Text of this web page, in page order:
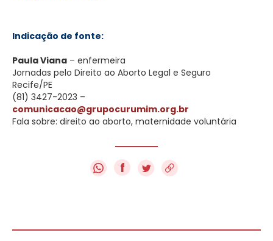
Indicação de fonte:
Paula Viana – enfermeira
Jornadas pelo Direito ao Aborto Legal e Seguro
Recife/PE
(81) 3427-2023 –
comunicacao@grupocurumim.org.br
Fala sobre: direito ao aborto, maternidade voluntária
f